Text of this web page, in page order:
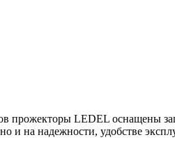
прожекторы LEDEL оснащены
на надежности, удобстве